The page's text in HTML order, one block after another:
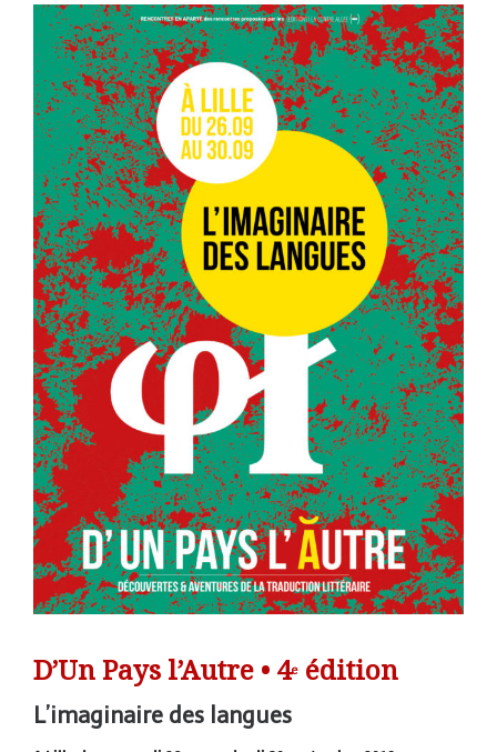
D’Un Pays l’Autre • 4e édition
L’imaginaire des langues